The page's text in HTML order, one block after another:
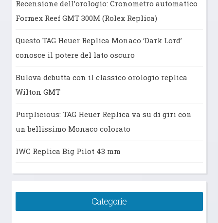
Recensione dell’orologio: Cronometro automatico
Formex Reef GMT 300M (Rolex Replica)
Questo TAG Heuer Replica Monaco ‘Dark Lord’
conosce il potere del lato oscuro
Bulova debutta con il classico orologio replica
Wilton GMT
Purplicious: TAG Heuer Replica va su di giri con
un bellissimo Monaco colorato
IWC Replica Big Pilot 43 mm
Categorie